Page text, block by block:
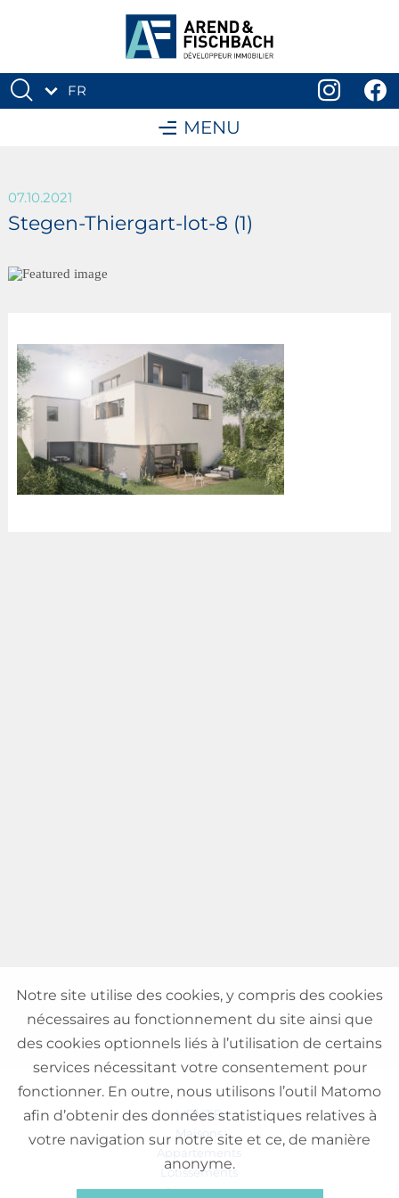
FR
MENU
07.10.2021
Stegen-Thiergart-lot-8 (1)
VENTE
Maisons
Appartements
Lotissements
Commerces
Notre site utilise des cookies, y compris des cookies
nécessaires au fonctionnement du site ainsi que
des cookies optionnels liés à l’utilisation de certains
services nécessitant votre consentement pour
fonctionner. En outre, nous utilisons l’outil Matomo
afin d’obtenir des données statistiques relatives à
votre navigation sur notre site et ce, de manière
anonyme.